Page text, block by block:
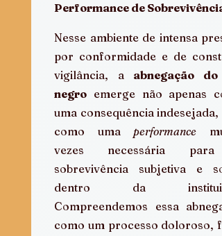
Performance de Sobrevivência
Nesse ambiente de intensa
por conformidade e de
vigilância, a abnegação do
negro emerge não apenas
uma consequência indesejada,
como uma performance
vezes necessária
sobrevivência subjetiva e
dentro da
Compreendemos essa
como um processo doloroso,